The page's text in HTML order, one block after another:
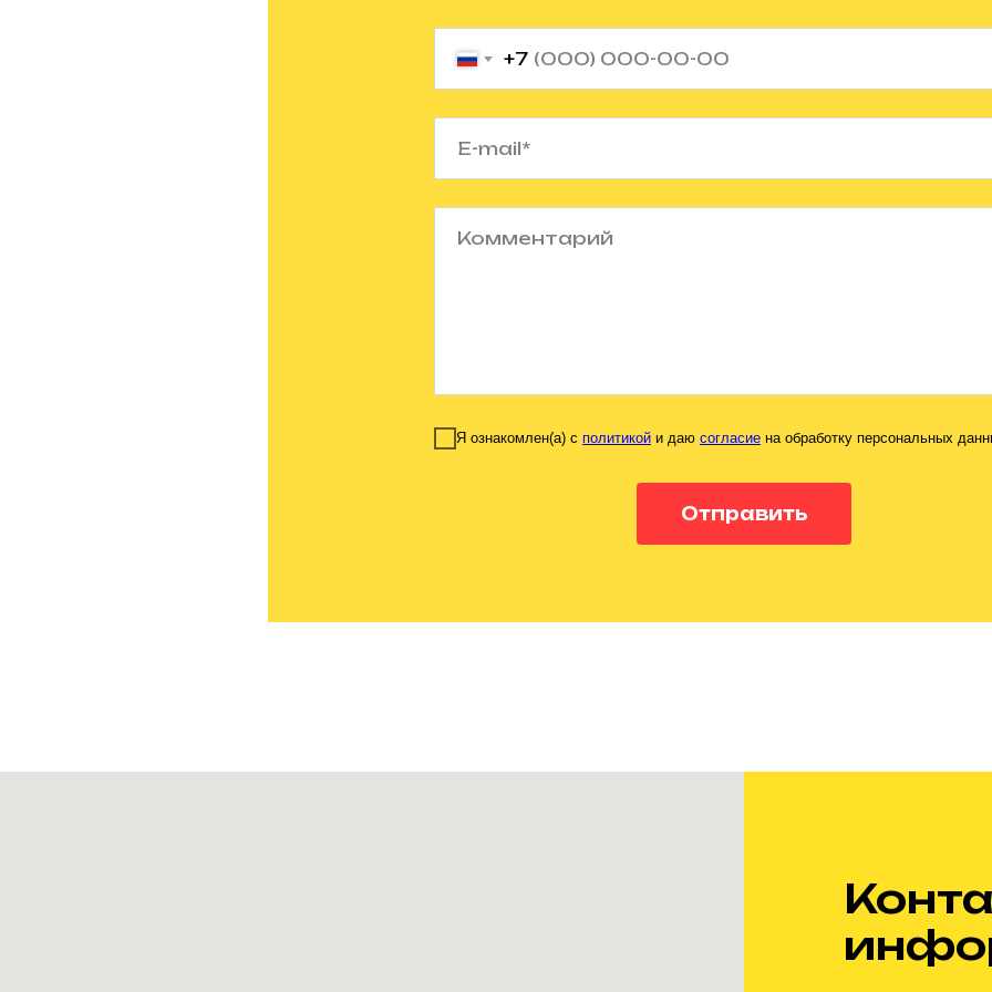
+7
Я ознакомлен(а) с политикой и даю согласие на обработку персональных
Отправить